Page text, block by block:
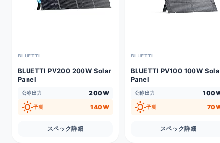
BLUETTI
BLUETTI PV200 200W Solar
Panel
公称出力 200W
sunny予測 140W
スペック詳細
BLUETTI
BLUETTI PV100 100W
Panel
公称出力
sunny予測
スペック詳細